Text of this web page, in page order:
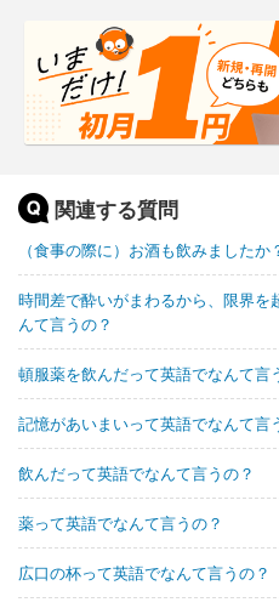
関連する質問
（食事の際に）お酒も飲みました
時間差で酔いがまわるから、限界
んて言うの？
頓服薬を飲んだって英語でなんて言
記憶があいまいって英語でなんて言
飲んだって英語でなんて言うの？
薬って英語でなんて言うの？
広口の杯って英語でなんて言うの？